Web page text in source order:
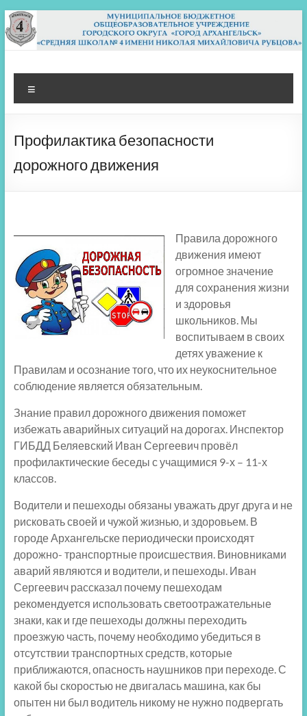
Перейти
к
содержимому
МБОУ СШ 4
Архангельск
Профилактика безопасности
дорожного движения
Правила дорожного
движения имеют
огромное значение
для сохранения жизни
и здоровья
школьников. Мы
воспитываем в своих
детях уважение к
Правилам и осознание того, что их неукоснительное
соблюдение является обязательным.
Знание правил дорожного движения поможет
избежать аварийных ситуаций на дорогах. Инспектор
ГИБДД Беляевский Иван Сергеевич провёл
профилактические беседы с учащимися 9-х – 11-х
классов.
Водители и пешеходы обязаны уважать друг друга и не
рисковать своей и чужой жизнью, и здоровьем. В
городе Архангельске периодически происходят
дорожно- транспортные происшествия. Виновниками
аварий являются и водители, и пешеходы. Иван
Сергеевич рассказал почему пешеходам
рекомендуется использовать светоотражательные
знаки, как и где пешеходы должны переходить
проезжую часть, почему необходимо убедиться в
отсутствии транспортных средств, которые
приближаются, опасность наушников при переходе. С
какой бы скоростью не двигалась машина, как бы
опытен ни был водитель никому не нужно подвергать